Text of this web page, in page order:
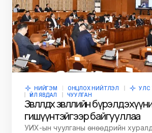
НИЙГЭМ ОНЦЛОХ НИЙТЛЭЛ
УЛС
ҮЙЛ ЯВДАЛ
ЧУУЛГАН
Зөвлөлдөх зөвлөлийн
гишүүнтэйгээр байгууллаа
УИХ-ын чуулганы өнөөдрийн